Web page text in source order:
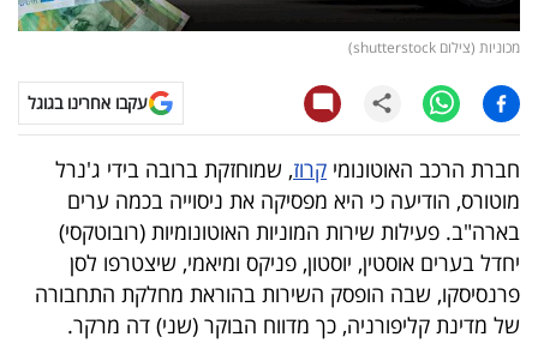
טלוויזיה
עסקי
ספורט
קריירה
ולימודים
מינויים
מכוניות (צילום shutterstock)
עקבו אחרינו בגוגל
חברת הרכב האוטונומי קרוז, שמוחזקת ברובה בידי ג'נרל
מוטורס, הודיעה כי היא מפסיקה את ניסוייה בכמה ערים
בארה"ב. פעילות שירות המוניות האוטונומיות (רובוטקסי)
יחדל בערים אוסטין, יוסטון, פניקס ומיאמי, שיצטרפו לסן
פרנסיסקו, שבה הופסק השירות בהוראת מחלקת התחבורה
של מדינת קליפורניה, כך מדווח הבוקר (שני) דה מרקר.